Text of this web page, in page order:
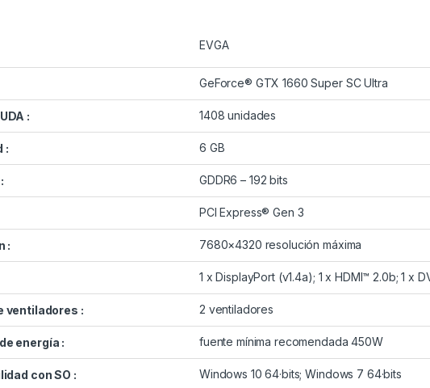
EVGA
GeForce® GTX 1660 Super SC Ultra
: 1408 unidades
: 6 GB
GDDR6 – 192 bits
PCI Express® Gen 3
: 7680×4320 resolución máxima
1 x DisplayPort (v1.4a); 1 x HDMI™ 2.0b; 1 x
ventiladores : 2 ventiladores
energía : fuente mínima recomendada 450W
con SO : Windows 10 64·bits; Windows 7 64·bits